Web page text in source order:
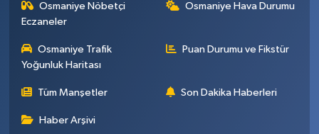
Osmaniye Nöbetçi
Eczaneler
Osmaniye Hava Durumu
Osmaniye Trafik
Yoğunluk Haritası
Puan Durumu ve Fikstür
Tüm Manşetler Son Dakika Haberleri
Haber Arşivi